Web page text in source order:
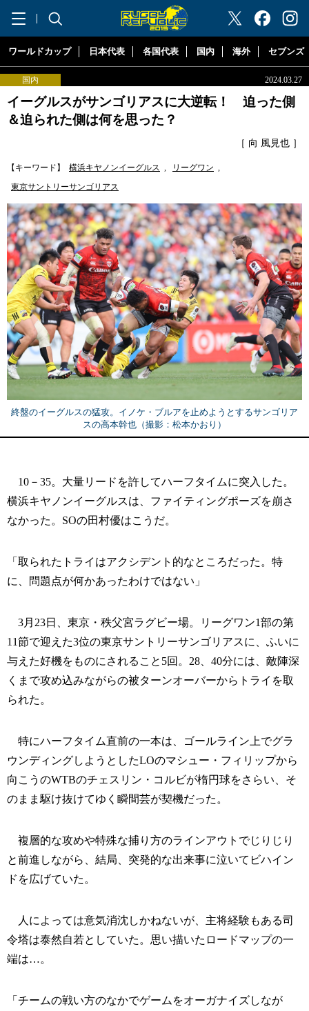
"ラグビーリパブリック"
ワールドカップ 日本代表 各国代表 国内 海外 セブンズ
国内 2024.03.27
イーグルスがサンゴリアスに大逆転！ 迫った側
＆迫られた側は何を思った？
［ 向 風見也 ］
【キーワード】 横浜キヤノンイーグルス , リーグワン ,
東京サントリーサンゴリアス
終盤のイーグルスの猛攻。イノケ・ブルアを止めようとするサンゴリア
スの高本幹也（撮影：松本かおり）
10－35。大量リードを許してハーフタイムに突入した。
横浜キヤノンイーグルスは、ファイティングポーズを崩さ
なかった。SOの田村優はこうだ。
「取られたトライはアクシデント的なところだった。特
に、問題点が何かあったわけではない」
3月23日、東京・秩父宮ラグビー場。リーグワン1部の第
11節で迎えた3位の東京サントリーサンゴリアスに、ふいに
与えた好機をものにされること5回。28、40分には、敵陣深
くまで攻め込みながらの被ターンオーバーからトライを取
られた。
特にハーフタイム直前の一本は、ゴールライン上でグラ
ウンディングしようとしたLOのマシュー・フィリップから
向こうのWTBのチェスリン・コルビが楕円球をさらい、そ
のまま駆け抜けてゆく瞬間芸が契機だった。
複層的な攻めや特殊な捕り方のラインアウトでじりじり
と前進しながら、結局、突発的な出来事に泣いてビハイン
ドを広げていた。
人によっては意気消沈しかねないが、主将経験もある司
令塔は泰然自若としていた。思い描いたロードマップの一
端は…。
「チームの戦い方のなかでゲームをオーガナイズしなが